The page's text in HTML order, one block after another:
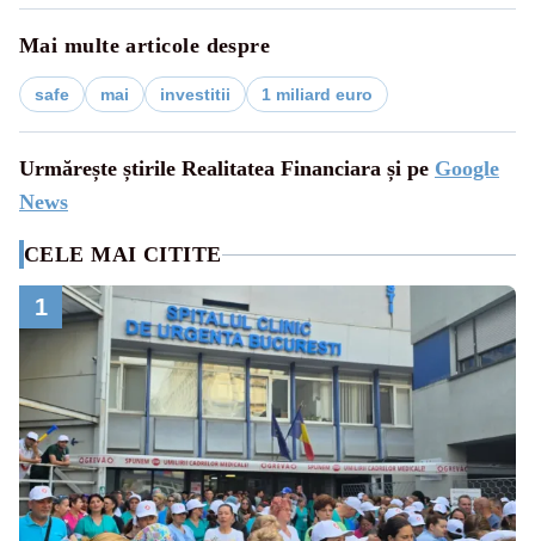
Mai multe articole despre
safe mai investitii 1 miliard euro
Urmărește știrile Realitatea Financiara și pe Google
News
CELE MAI CITITE
1